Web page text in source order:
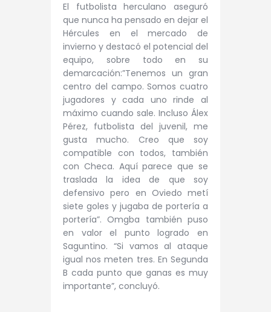
El futbolista herculano aseguró
que nunca ha pensado en dejar el
Hércules en el mercado de
invierno y destacó el potencial del
equipo, sobre todo en su
demarcación:”Tenemos un gran
centro del campo. Somos cuatro
jugadores y cada uno rinde al
máximo cuando sale. Incluso Álex
Pérez, futbolista del juvenil, me
gusta mucho. Creo que soy
compatible con todos, también
con Checa. Aquí parece que se
traslada la idea de que soy
defensivo pero en Oviedo metí
siete goles y jugaba de portería a
portería”. Omgba también puso
en valor el punto logrado en
Saguntino. “Si vamos al ataque
igual nos meten tres. En Segunda
B cada punto que ganas es muy
importante”, concluyó.